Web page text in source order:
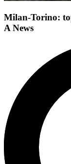
Milan-Torino:
A News